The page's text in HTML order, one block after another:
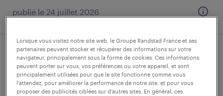
publié le 24 juillet 2026
agent de de fabrication - machiniste
agroalimentaire (f/h)
Lorsque vous visitez notre site web, le Groupe Randstad France et ses
partenaires peuvent stocker et récupérer des informations sur votre
navigateur, principalement sous la forme de cookies. Ces informations
peuvent porter sur vous, vos préférences ou votre appareil, et sont
principalement utilisées pour que le site fonctionne comme vous
l’attendez, pour améliorer la performance de notre site, et pour vous
proposer des publicités ciblées sur d’autres sites. En général, ces